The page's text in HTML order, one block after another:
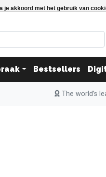
je akkoord met het gebruik van
Bestsellers
The world’s